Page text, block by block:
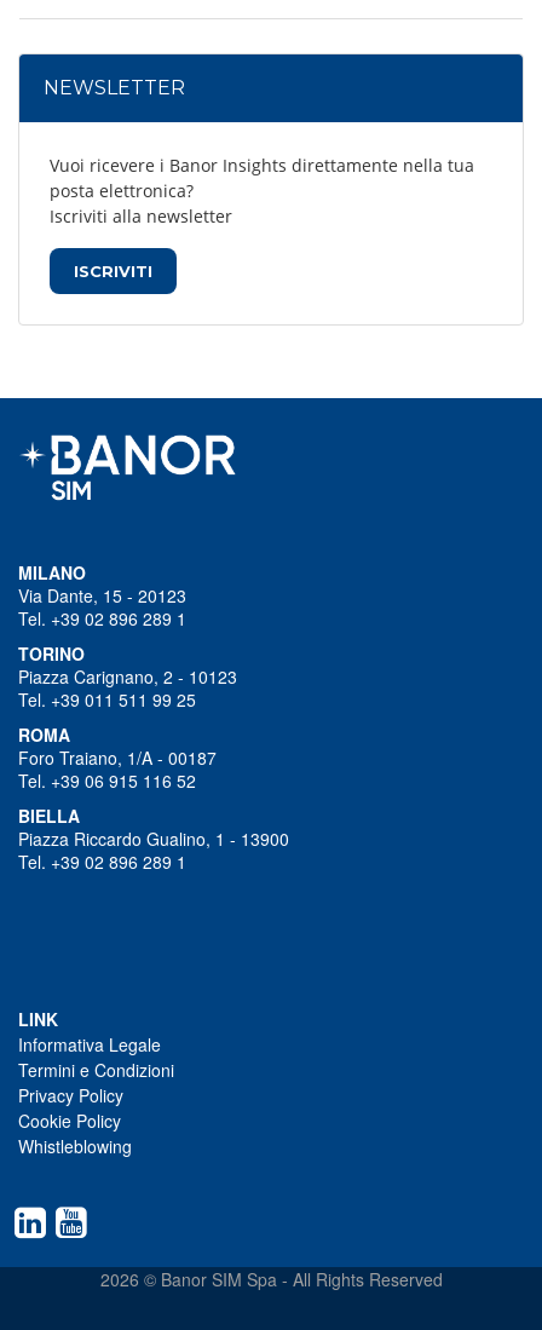
NEWSLETTER
Vuoi ricevere i Banor Insights direttamente nella tua
posta elettronica?
Iscriviti alla newsletter
ISCRIVITI
MILANO
Via Dante, 15 - 20123
Tel. +39 02 896 289 1
TORINO
Piazza Carignano, 2 - 10123
Tel. +39 011 511 99 25
ROMA
Foro Traiano, 1/A - 00187
Tel. +39 06 915 116 52
BIELLA
Piazza Riccardo Gualino, 1 - 13900
Tel. +39 02 896 289 1
LINK
Informativa Legale
Termini e Condizioni
Privacy Policy
Cookie Policy
Whistleblowing
2026 © Banor SIM Spa - All Rights Reserved